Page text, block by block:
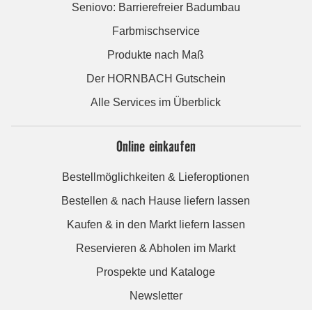
Seniovo: Barrierefreier Badumbau
Farbmischservice
Produkte nach Maß
Der HORNBACH Gutschein
Alle Services im Überblick
Online einkaufen
Bestellmöglichkeiten & Lieferoptionen
Bestellen & nach Hause liefern lassen
Kaufen & in den Markt liefern lassen
Reservieren & Abholen im Markt
Prospekte und Kataloge
Newsletter